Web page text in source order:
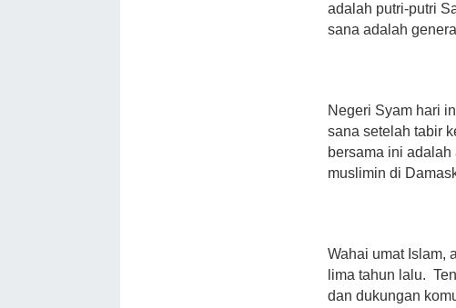
adalah putri-putri
sana adalah
Negeri Syam hari
sana setelah tabir
bersama ini
muslimin di
Wahai umat Islam,
lima tahun lalu.
dan dukungan